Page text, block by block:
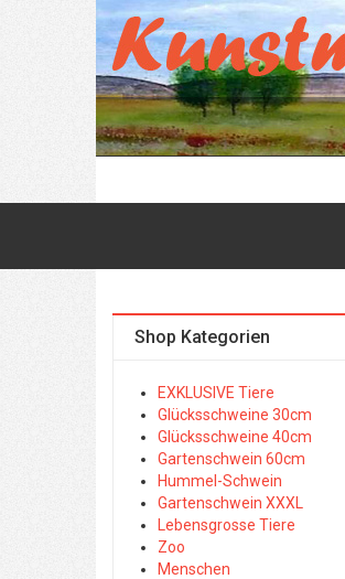
Shop Kategorien
EXKLUSIVE Tiere
Glücksschweine 30cm
Glücksschweine 40cm
Gartenschwein 60cm
Hummel-Schwein
Gartenschwein XXXL
Lebensgrosse Tiere
Zoo
Menschen